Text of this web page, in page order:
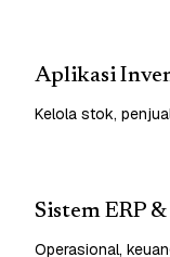
Aplikasi
Kelola stok,
Sistem ERP
Operasional,